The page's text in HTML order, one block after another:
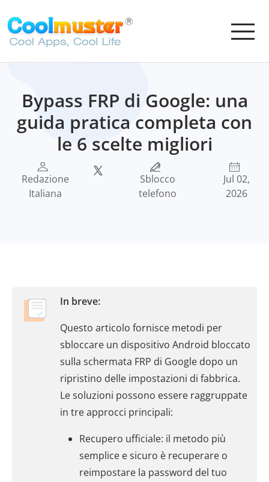
Bypass FRP di Google: una
guida pratica completa con
le 6 scelte migliori
Redazione
Italiana
Sblocco
telefono
Jul 02,
2026
In breve:
Questo articolo fornisce metodi per
sbloccare un dispositivo Android bloccato
sulla schermata FRP di Google dopo un
ripristino delle impostazioni di fabbrica.
Le soluzioni possono essere raggruppate
in tre approcci principali:
Recupero ufficiale: il metodo più
semplice e sicuro è recuperare o
reimpostare la password del tuo